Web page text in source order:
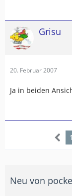
Grisu
20. Februar 2007
Ja in beiden
1
Neu von